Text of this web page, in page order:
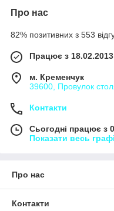
Про нас
82% позитивних з 553
Працює з 18.02.2013
м. Кременчук
39600, Провулок
Контакти
Сьогодні працює з
Показати весь
Про нас
Контакти